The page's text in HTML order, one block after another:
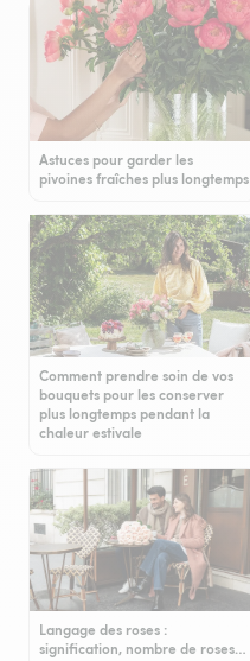
Astuces pour garder les
pivoines fraîches plus longtemps
Comment prendre soin de vos
bouquets pour les conserver
plus longtemps pendant la
chaleur estivale
Langage des roses :
signification, nombre de roses…